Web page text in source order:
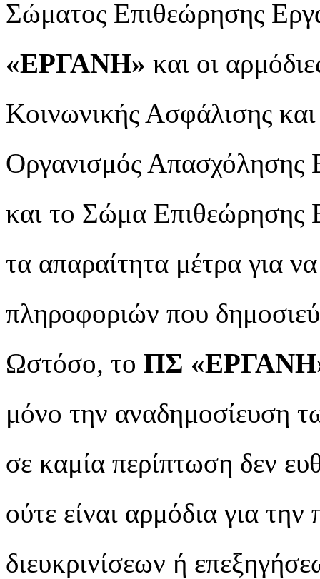
Σώματος Επιθεώρησης
«ΕΡΓΑΝΗ» και οι
Κοινωνικής Ασφάλισης
Οργανισμός
και το Σώμα
τα απαραίτητα μέτρα για
πληροφοριών που
Ωστόσο, το ΠΣ «
μόνο την αναδημοσίευση
σε καμία περίπτωση δεν
ούτε είναι αρμόδια για
διευκρινίσεων ή